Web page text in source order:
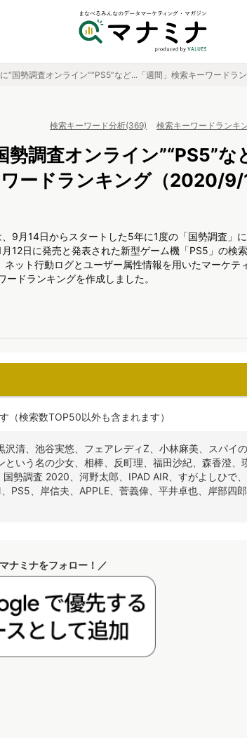
“国勢調査オンライン”“PS5”など...「週間」検索キーワードラ
検索キーワード分析(369) 検索キーワードランキ
勢調査オンライン”“PS5”な
ワードランキング（2020/9/
9月14日からスタートした5年に1度の「国勢調査」
12日に発売と発表された新型ゲーム機「PS5」の検
ット行動ログとユーザー属性情報を用いたマーケテ
ドランキングを作成しました。
（検索数TOP50以外も含まれます）
清、池谷実悠、フェアレディZ、小林麻美、スパイの
いう名の少女、相棒、反町理、福田沙紀、森香澄、
勢調査 2020、河野太郎、IPAD AIR、すがよしひで
PS5、岸信夫、APPLE、菅義偉、平井卓也、岸部四郎
ナミナをフォロー！／